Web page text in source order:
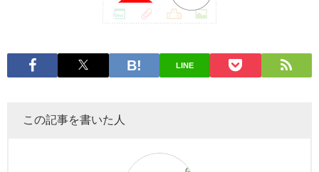
LINE
この記事を書いた人